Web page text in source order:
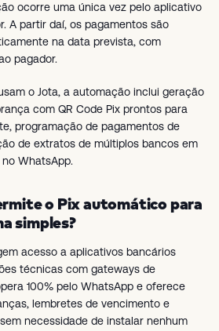
ocorre uma única vez pelo aplicativo
A partir daí, os pagamentos são
na data prevista, com
pagador.
o Jota, a automação inclui geração
com QR Code Pix prontos para
programação de pagamentos de
de extratos de múltiplos bancos em
WhatsApp.
o Pix automático para
simples?
acesso a aplicativos bancários
técnicas com gateways de
100% pelo WhatsApp e oferece
lembretes de vencimento e
necessidade de instalar nenhum